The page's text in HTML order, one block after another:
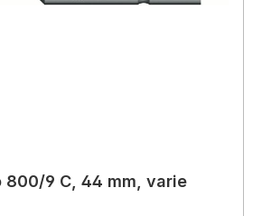
800/9 C, 44 mm, varie